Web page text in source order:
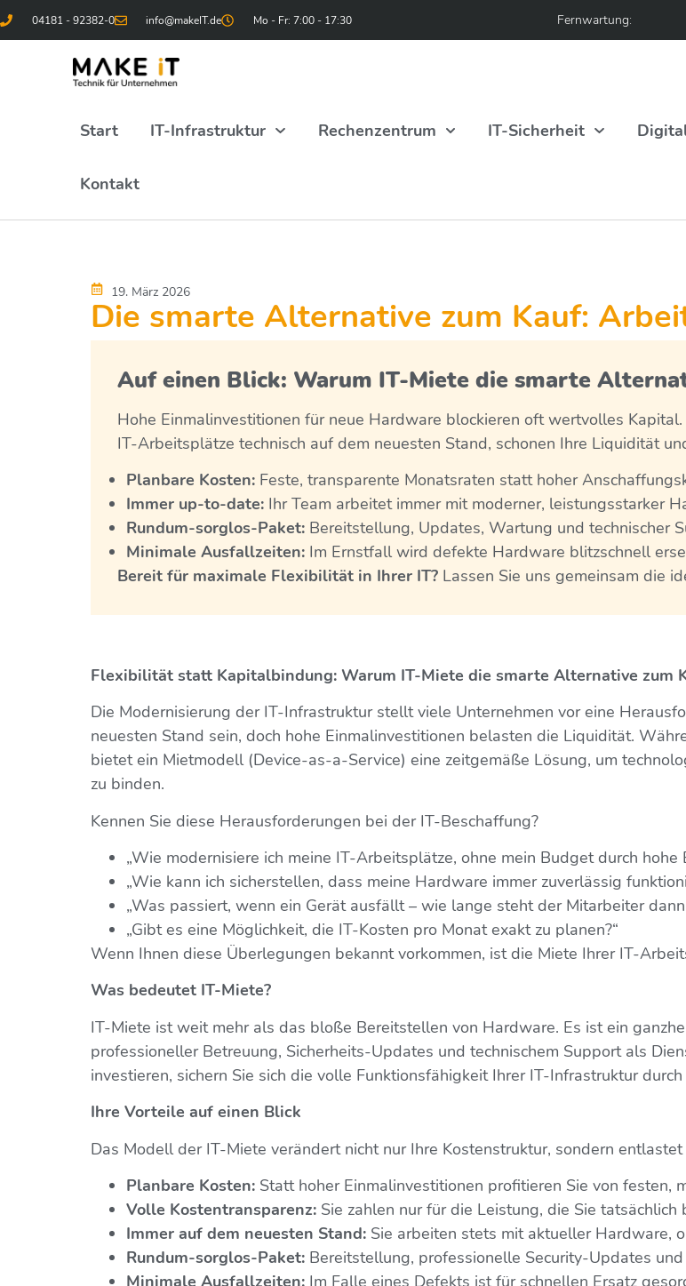
04181 - 92382-0 info@makeIT.de Mo - Fr: 7:00 - 17:30 Fernwartung:
Start IT-Infrastruktur Rechenzentrum IT-Sicherheit
Kontakt
19. März 2026
Die smarte Alternative zum Kauf:
Auf einen Blick: Warum IT-Miete die smarte
Hohe Einmalinvestitionen für neue Hardware blockieren oft wertvolles
IT-Arbeitsplätze technisch auf dem neuesten Stand, schonen Ihre Liquidität
Planbare Kosten: Feste, transparente Monatsraten statt hoher
Immer up-to-date: Ihr Team arbeitet immer mit moderner, leistungsstarker
Rundum-sorglos-Paket: Bereitstellung, Updates, Wartung und technischer
Minimale Ausfallzeiten: Im Ernstfall wird defekte Hardware blitzschnell
Bereit für maximale Flexibilität in Ihrer IT? Lassen Sie uns gemeinsam die
Flexibilität statt Kapitalbindung: Warum IT-Miete die smarte Alternative zum
Die Modernisierung der IT-Infrastruktur stellt viele Unternehmen vor eine
neuesten Stand sein, doch hohe Einmalinvestitionen belasten die Liquidität.
bietet ein Mietmodell (Device-as-a-Service) eine zeitgemäße Lösung, um
zu binden.
Kennen Sie diese Herausforderungen bei der IT-Beschaffung?
„Wie modernisiere ich meine IT-Arbeitsplätze, ohne mein Budget durch hohe
„Wie kann ich sicherstellen, dass meine Hardware immer zuverlässig
„Was passiert, wenn ein Gerät ausfällt – wie lange steht der Mitarbeiter
„Gibt es eine Möglichkeit, die IT-Kosten pro Monat exakt zu planen?“
Wenn Ihnen diese Überlegungen bekannt vorkommen, ist die Miete Ihrer IT-
Was bedeutet IT-Miete?
IT-Miete ist weit mehr als das bloße Bereitstellen von Hardware. Es ist ein
professioneller Betreuung, Sicherheits-Updates und technischem Support als
investieren, sichern Sie sich die volle Funktionsfähigkeit Ihrer IT-Infrastruktur
Ihre Vorteile auf einen Blick
Das Modell der IT-Miete verändert nicht nur Ihre Kostenstruktur, sondern
Planbare Kosten: Statt hoher Einmalinvestitionen profitieren Sie von festen,
Volle Kostentransparenz: Sie zahlen nur für die Leistung, die Sie tatsächlich
Immer auf dem neuesten Stand: Sie arbeiten stets mit aktueller Hardware,
Rundum-sorglos-Paket: Bereitstellung, professionelle Security-Updates
Minimale Ausfallzeiten: Im Falle eines Defekts ist für schnellen Ersatz